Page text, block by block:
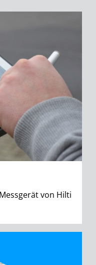
von Hilti